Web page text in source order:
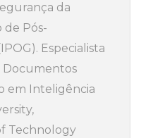
da
de Pós-
Especialista
Documentos
em Inteligência
Technology